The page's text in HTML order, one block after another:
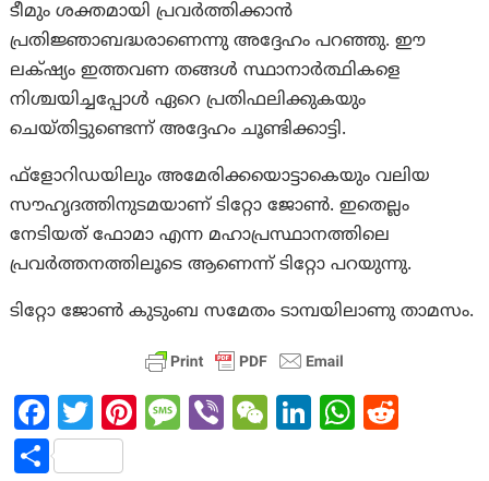
ടീമും ശക്തമായി പ്രവർത്തിക്കാൻ
പ്രതിജ്ഞാബദ്ധരാണെന്നു അദ്ദേഹം പറഞ്ഞു. ഈ
ലക്‌ഷ്യം ഇത്തവണ തങ്ങൾ സ്ഥാനാർത്ഥികളെ
നിശ്ചയിച്ചപ്പോൾ ഏറെ പ്രതിഫലിക്കുകയും
ചെയ്തിട്ടുണ്ടെന്ന് അദ്ദേഹം ചൂണ്ടിക്കാട്ടി.
ഫ്ളോറിഡയിലും അമേരിക്കയൊട്ടാകെയും വലിയ
സൗഹൃദത്തിനുടമയാണ് ടിറ്റോ ജോൺ. ഇതെല്ലം
നേടിയത് ഫോമാ എന്ന മഹാപ്രസ്ഥാനത്തിലെ
പ്രവർത്തനത്തിലൂടെ ആണെന്ന് ടിറ്റോ പറയുന്നു.
ടിറ്റോ ജോൺ കുടുംബ സമേതം ടാമ്പയിലാണു താമസം.
Fa
ce
T
w
Pi M Vi W Li W
S